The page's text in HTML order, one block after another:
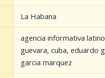
La Habana
agencia informativa
guevara, cuba, eduardo
garcia marquez